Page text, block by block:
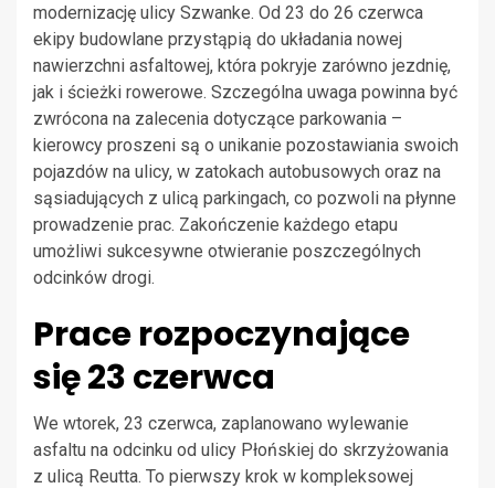
modernizację ulicy Szwanke. Od 23 do 26 czerwca
ekipy budowlane przystąpią do układania nowej
nawierzchni asfaltowej, która pokryje zarówno jezdnię,
jak i ścieżki rowerowe. Szczególna uwaga powinna być
zwrócona na zalecenia dotyczące parkowania –
kierowcy proszeni są o unikanie pozostawiania swoich
pojazdów na ulicy, w zatokach autobusowych oraz na
sąsiadujących z ulicą parkingach, co pozwoli na płynne
prowadzenie prac. Zakończenie każdego etapu
umożliwi sukcesywne otwieranie poszczególnych
odcinków drogi.
Prace rozpoczynające
się 23 czerwca
We wtorek, 23 czerwca, zaplanowano wylewanie
asfaltu na odcinku od ulicy Płońskiej do skrzyżowania
z ulicą Reutta. To pierwszy krok w kompleksowej